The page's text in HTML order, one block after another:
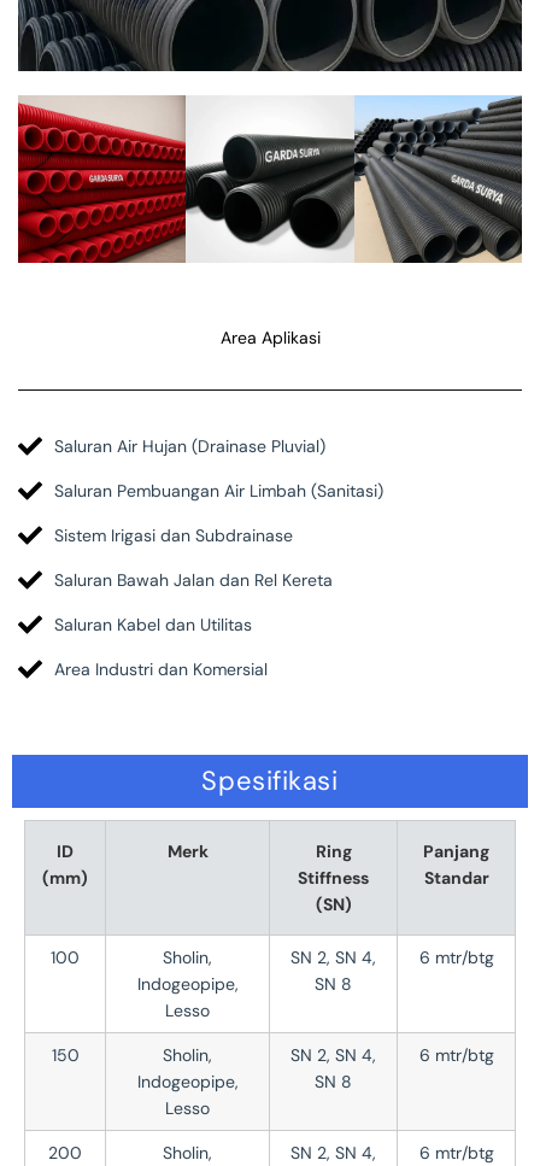
Area Aplikasi
Saluran Air Hujan (Drainase Pluvial)
Saluran Pembuangan Air Limbah (Sanitasi)
Sistem Irigasi dan Subdrainase
Saluran Bawah Jalan dan Rel Kereta
Saluran Kabel dan Utilitas
Area Industri dan Komersial
Spesifikasi
ID
(mm)
Merk
Ring
Stiffness
(SN)
Panjang
Standar
100
Sholin,
Indogeopipe,
Lesso
SN 2, SN 4,
SN 8
6 mtr/btg
150
Sholin,
Indogeopipe,
Lesso
SN 2, SN 4,
SN 8
6 mtr/btg
200
Sholin,
SN 2, SN 4,
6 mtr/btg